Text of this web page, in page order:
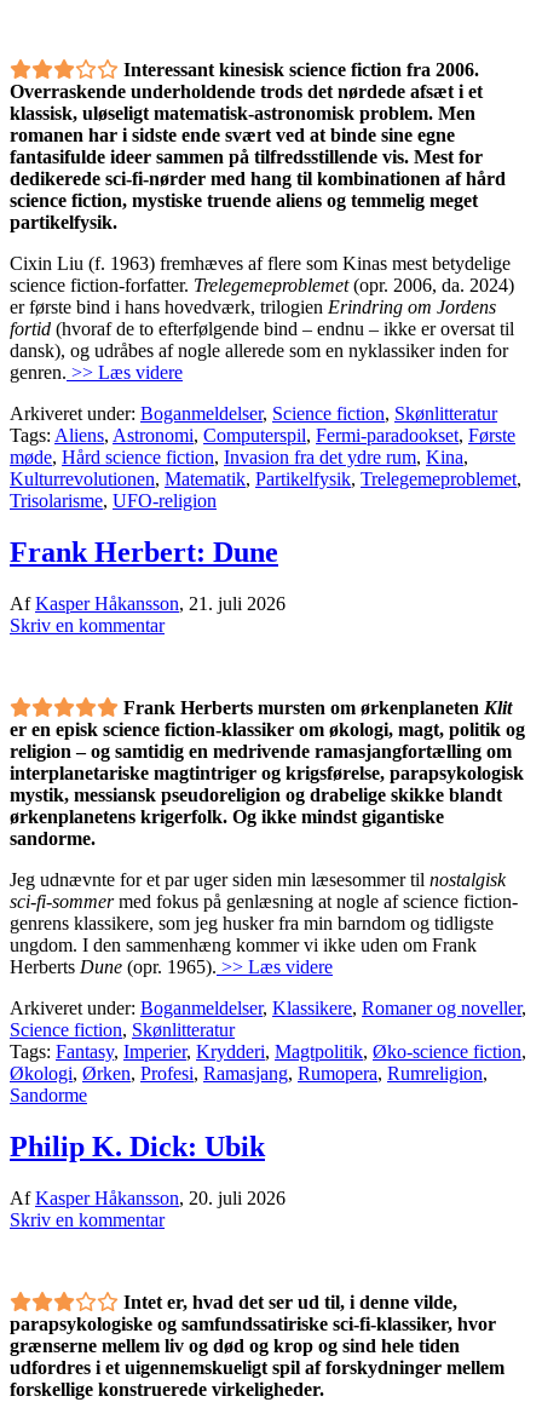
Interessant kinesisk science fiction fra 2006.
Overraskende underholdende trods det nørdede afsæt i et
klassisk, uløseligt matematisk-astronomisk problem. Men
romanen har i sidste ende svært ved at binde sine egne
fantasifulde ideer sammen på tilfredsstillende vis. Mest for
dedikerede sci-fi-nørder med hang til kombinationen af hård
science fiction, mystiske truende aliens og temmelig meget
partikelfysik.
Cixin Liu (f. 1963) fremhæves af flere som Kinas mest betydelige
science fiction-forfatter. Trelegemeproblemet(opr. 2006, da. 2024)
er første bind i hans hovedværk, trilogien Erindring om Jordens
fortid (hvoraf de to efterfølgende bind – endnu – ikke er oversat til
dansk), og udråbes af nogle allerede som en nyklassiker inden for
genren. >> Læs videre
Arkiveret under: Boganmeldelser, Science fiction, Skønlitteratur
Tags: Aliens, Astronomi, Computerspil, Fermi-paradookset, Første
møde, Hård science fiction, Invasion fra det ydre rum, Kina,
Kulturrevolutionen, Matematik, Partikelfysik, Trelegemeproblemet,
Trisolarisme, UFO-religion
Frank Herbert: Dune
AfKasper Håkansson, 21. juli 2026
Skriv en kommentar
Frank Herberts mursten om ørkenplaneten Klit
er en episk science fiction-klassiker om økologi, magt, politik og
religion – og samtidig en medrivende ramasjangfortælling om
interplanetariske magtintriger og krigsførelse, parapsykologisk
mystik, messiansk pseudoreligion og drabelige skikke blandt
ørkenplanetens krigerfolk. Og ikke mindst gigantiske
sandorme.
Jeg udnævnte for et par uger siden min læsesommer til nostalgisk
sci-fi-sommermed fokus på genlæsning at nogle af science fiction-
genrens klassikere, som jeg husker fra min barndom og tidligste
ungdom. I den sammenhæng kommer vi ikke uden om Frank
Herberts Dune (opr. 1965). >> Læs videre
Arkiveret under: Boganmeldelser, Klassikere, Romaner og noveller,
Science fiction, Skønlitteratur
Tags: Fantasy, Imperier, Krydderi, Magtpolitik, Øko-science fiction,
Økologi, Ørken, Profesi, Ramasjang, Rumopera, Rumreligion,
Sandorme
Philip K. Dick: Ubik
AfKasper Håkansson, 20. juli 2026
Skriv en kommentar
Intet er, hvad det ser ud til, i denne vilde,
parapsykologiske og samfundssatiriske sci-fi-klassiker, hvor
grænserne mellem liv og død og krop og sind hele tiden
udfordres i et uigennemskueligt spil af forskydninger mellem
forskellige konstruerede virkeligheder.